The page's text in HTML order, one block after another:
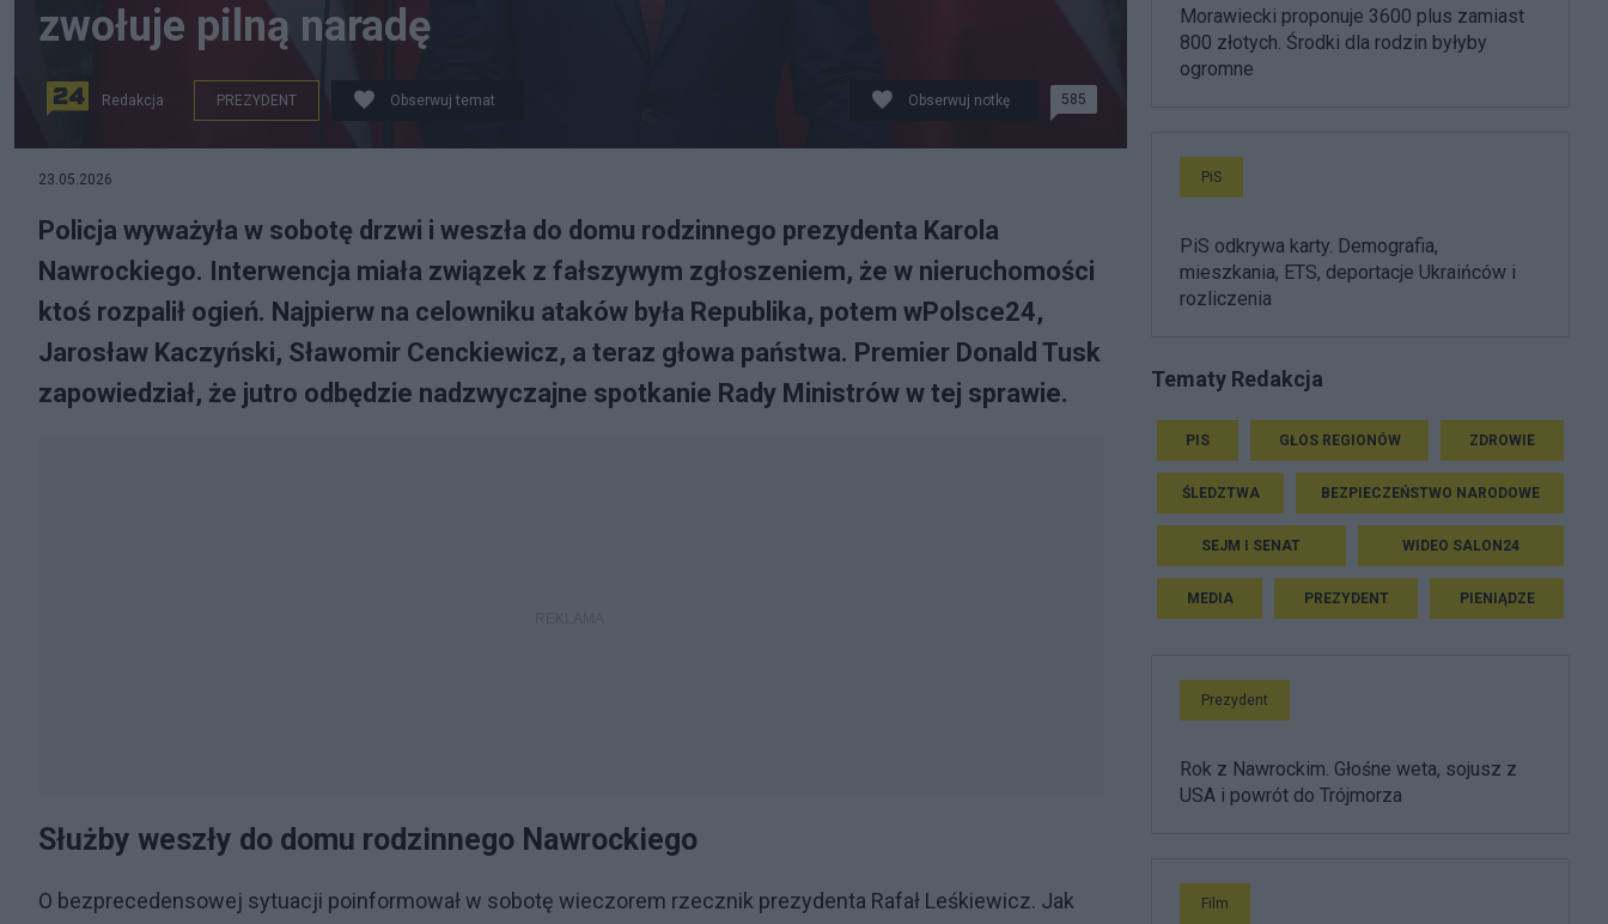
zwołuje pilną naradę
Redakcja PREZYDENT Obserwuj temat Obserwuj notkę 585
23.05.2026
Policja wyważyła w sobotę drzwi i weszła do domu rodzinnego prezydenta Karola
Nawrockiego. Interwencja miała związek z fałszywym zgłoszeniem, że w nieruchomości
ktoś rozpalił ogień. Najpierw na celowniku ataków była Republika, potem wPolsce24,
Jarosław Kaczyński, Sławomir Cenckiewicz, a teraz głowa państwa. Premier Donald Tusk
zapowiedział, że jutro odbędzie nadzwyczajne spotkanie Rady Ministrów w tej sprawie.
Służby weszły do domu rodzinnego Nawrockiego
O bezprecedensowej sytuacji poinformował w sobotę wieczorem rzecznik prezydenta Rafał Leśkiewicz. Jak
Morawiecki proponuje 3600 plus zamiast
800 złotych. Środki dla rodzin byłyby
ogromne
PiS
PiS odkrywa karty. Demografia,
mieszkania, ETS, deportacje Ukraińców i
rozliczenia
Tematy Redakcja
PIS GŁOS REGIONÓW ZDROWIE
ŚLEDZTWA BEZPIECZEŃSTWO NARODOWE
SEJM I SENAT WIDEO SALON24
MEDIA PREZYDENT PIENIĄDZE
Prezydent
Rok z Nawrockim. Głośne weta, sojusz z
USA i powrót do Trójmorza
Film